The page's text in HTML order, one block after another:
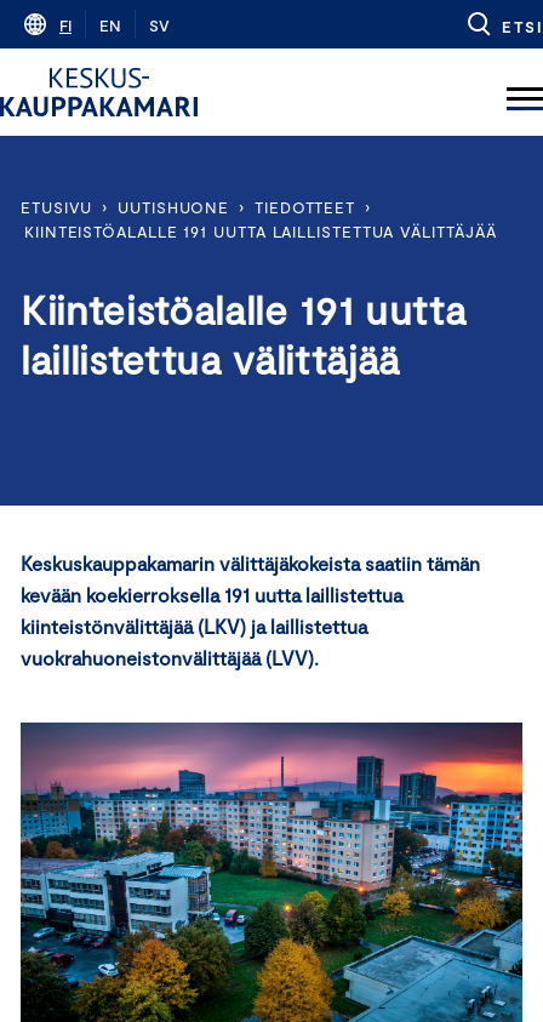
Skip
content
FI EN SV ETSI
ETUSIVU › UUTISHUONE › TIEDOTTEET
›
KIINTEISTÖALALLE 191 UUTTA LAILLISTETTUA VÄLITTÄJÄÄ
Kiinteistöalalle 191 uutta
laillistettua välittäjää
Keskuskauppakamarin välittäjäkokeista saatiin tämän
kevään koekierroksella 191 uutta laillistettua
kiinteistönvälittäjää (LKV) ja laillistettua
vuokrahuoneistonvälittäjää (LVV).